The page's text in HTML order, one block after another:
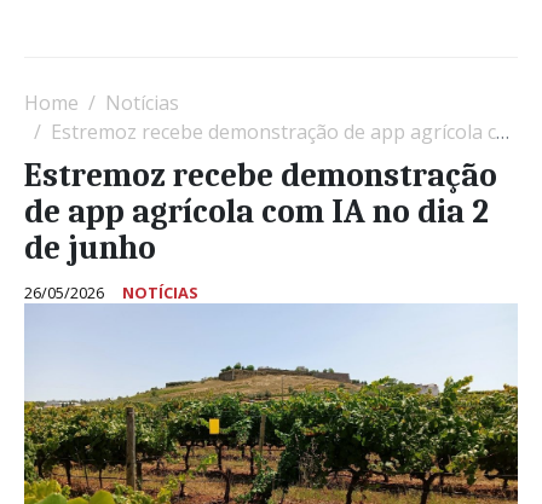
Home
Notícias
Estremoz recebe demonstração de app agrícola com IA no dia 2 de junho
Estremoz recebe demonstração
de app agrícola com IA no dia 2
de junho
26/05/2026 NOTÍCIAS